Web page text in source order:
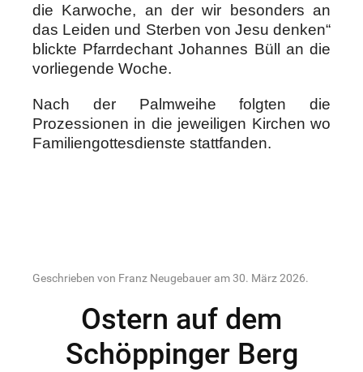
die Karwoche, an der wir besonders an
das Leiden und Sterben von Jesu denken“
blickte Pfarrdechant Johannes Büll an die
vorliegende Woche.
Nach der Palmweihe folgten die
Prozessionen in die jeweiligen Kirchen wo
Familiengottesdienste stattfanden.
Geschrieben von Franz Neugebauer am30. März 2026.
Ostern auf dem
Schöppinger Berg